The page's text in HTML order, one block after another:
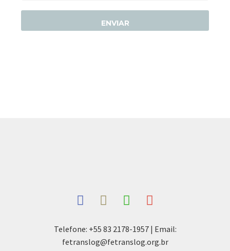
Telefone: +55 83 2178-1957 | Email:
fetranslog@fetranslog.org.br